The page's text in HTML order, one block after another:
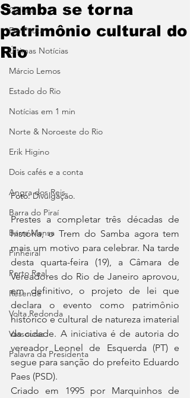
Coluna
Em Pauta
Últimas Notícias
Márcio Lemos
Estado do Rio
Notícias em 1 min
Norte & Noroeste do Rio
Erik Higino
Dois cafés e a conta
Angra dos Reis
Barra do Piraí
Barra Mansa
Pinheiral
Porto Real
Resende
Volta Redonda
Vassouras
Palavra da Presidenta
Samba se torna
patrimônio cultural do
Rio
Foto: Divulgação.
Prestes a completar três décadas de
história, o Trem do Samba agora tem
mais um motivo para celebrar. Na tarde
desta quarta-feira (19), a Câmara de
Vereadores do Rio de Janeiro aprovou,
em definitivo, o projeto de lei que
declara o evento como patrimônio
histórico e cultural de natureza imaterial
da cidade. A iniciativa é de autoria do
vereador Leonel de Esquerda (PT) e
segue para sanção do prefeito Eduardo
Paes (PSD).
Criado em 1995 por Marquinhos de